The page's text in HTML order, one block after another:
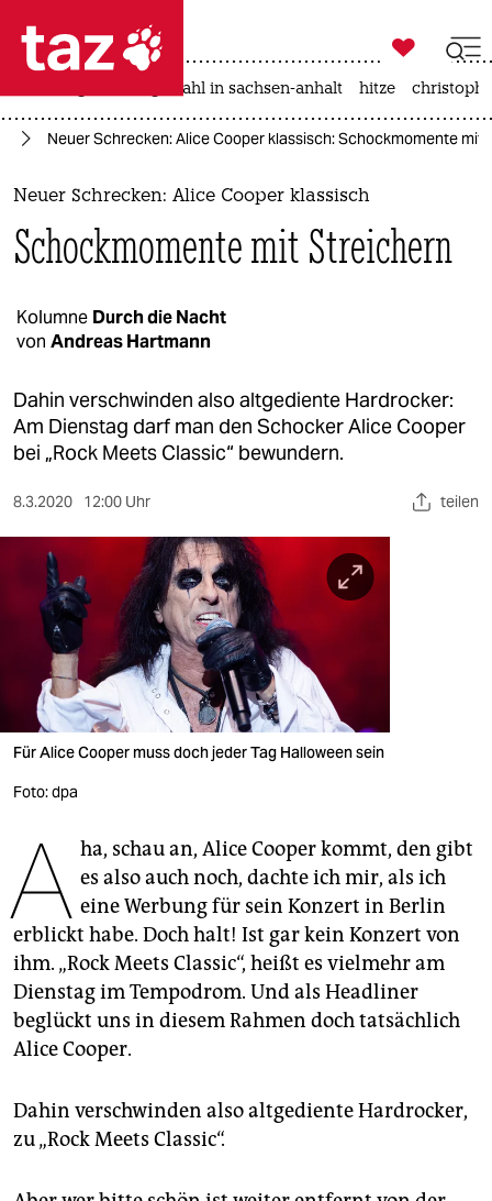
 taz zahl ich
taz zahl ich
themen
politik
gesellschaft
kultur
sport
berlin
nord
wahrheit
verlag
verlag
veranstaltungen
unterstützen
abo
genossenschaft
epaper login

taz zahl ich
landtagswahl in sachsen-anhalt hitze
Neuer Schrecken: Alice Cooper klassisch: Schockmomente mit
Neuer Schrecken: Alice Cooper klassisch
Schockmomente mit Streichern
Kolumne Durch die Nacht
von Andreas Hartmann
Dahin verschwinden also altgediente Hardrocker:
Am Dienstag darf man den Schocker Alice Cooper
bei „Rock Meets Classic“ bewundern.
8.3.2020 12:00 Uhr teilen
Für Alice Cooper muss doch jeder Tag Halloween sein
Foto: dpa
A ha, schau an, Alice Cooper kommt, den gibt
es also auch noch, dachte ich mir, als ich
eine Werbung für sein Konzert in Berlin
erblickt habe. Doch halt! Ist gar kein Konzert von
ihm. „Rock Meets Classic“, heißt es vielmehr am
Dienstag im Tempodrom. Und als Headliner
beglückt uns in diesem Rahmen doch tatsächlich
Alice Cooper.
Dahin verschwinden also altgediente Hardrocker,
zu „Rock Meets Classic“.